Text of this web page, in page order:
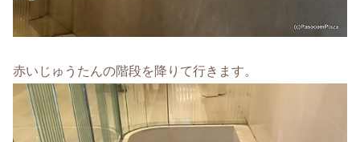
赤いじゅうたんの階段を降りて行きます。